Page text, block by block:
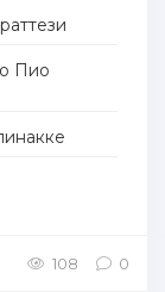
Пио
108 0